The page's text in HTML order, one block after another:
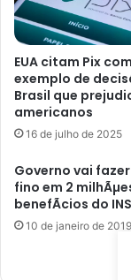
EUA citam Pix
exemplo de
Brasil que
americanos
16 de julho de 2025
Governo vai
fino em 2
benefÃ­cios do
10 de janeiro de 2019